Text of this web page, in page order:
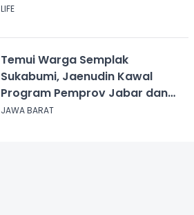
LIFE
Temui Warga Semplak
Sukabumi, Jaenudin Kawal
Program Pemprov Jabar dan
Serap Aspirasi
JAWA BARAT